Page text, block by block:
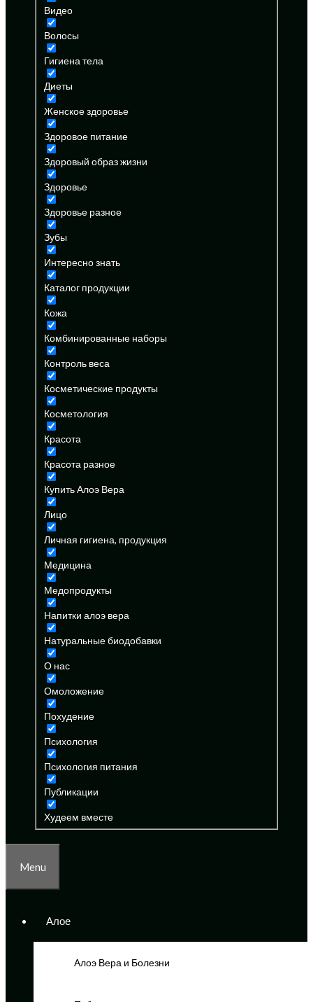
Видео
Волосы
Гигиена тела
Диеты
Женское здоровье
Здоровое питание
Здоровый образ жизни
Здоровье
Здоровье разное
Зубы
Интересно знать
Каталог продукции
Кожа
Комбинированные наборы
Контроль веса
Косметические продукты
Косметология
Красота
Красота разное
Купить Алоэ Вера
Лицо
Личная гигиена, продукция
Медицина
Медопродукты
Напитки алоэ вера
Натуральные биодобавки
О нас
Омоложение
Похудение
Психология
Психология питания
Публикации
Худеем вместе
Menu
Алое
Алоэ Вера и Болезни